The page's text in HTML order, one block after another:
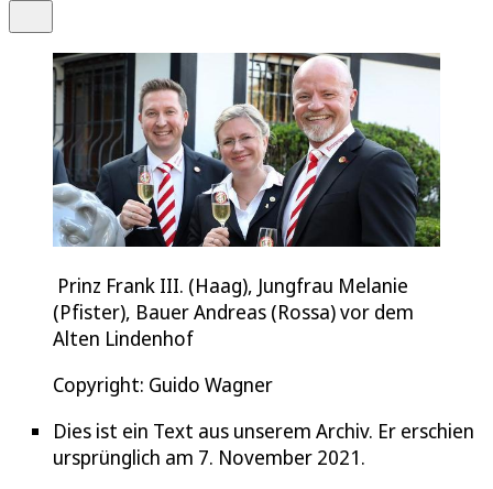
Prinz Frank III. (Haag), Jungfrau Melanie
(Pfister), Bauer Andreas (Rossa) vor dem
Alten Lindenhof
Copyright: Guido Wagner
Dies ist ein Text aus unserem Archiv. Er erschien
ursprünglich am 7. November 2021.